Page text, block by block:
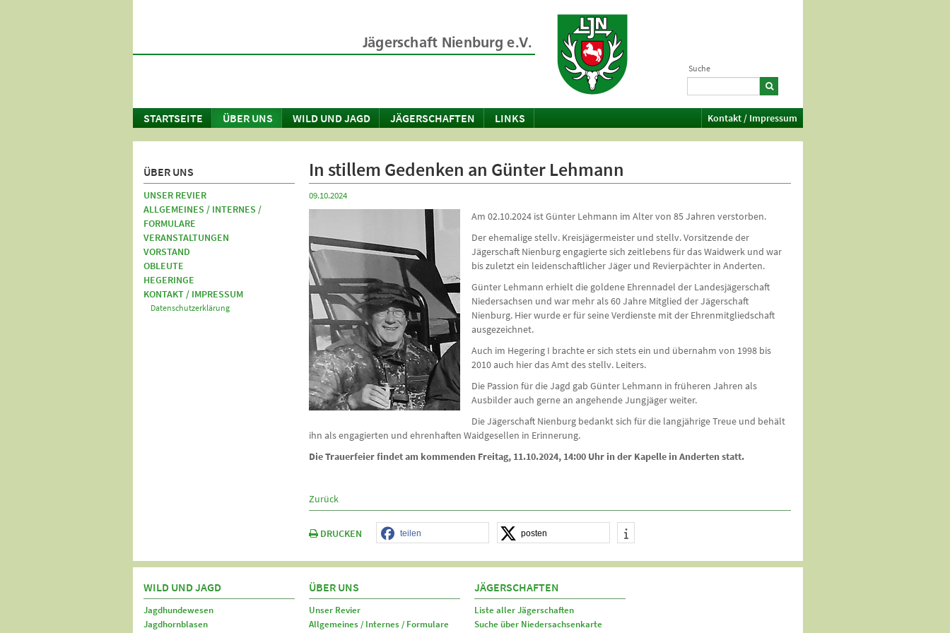
Suche
STARTSEITE ÜBER UNS WILD UND JAGD JÄGERSCHAFTEN LINKS Kontakt / Impressum
ÜBER UNS
UNSER REVIER
ALLGEMEINES / INTERNES /
FORMULARE
VERANSTALTUNGEN
VORSTAND
OBLEUTE
HEGERINGE
KONTAKT / IMPRESSUM
Datenschutzerklärung
In stillem Gedenken an Günter Lehmann
09.10.2024
Am 02.10.2024 ist Günter Lehmann im Alter von 85 Jahren verstorben.
Der ehemalige stellv. Kreisjägermeister und stellv. Vorsitzende der
Jägerschaft Nienburg engagierte sich zeitlebens für das Waidwerk und war
bis zuletzt ein leidenschaftlicher Jäger und Revierpächter in Anderten.
Günter Lehmann erhielt die goldene Ehrennadel der Landesjägerschaft
Niedersachsen und war mehr als 60 Jahre Mitglied der Jägerschaft
Nienburg. Hier wurde er für seine Verdienste mit der Ehrenmitgliedschaft
ausgezeichnet.
Auch im Hegering I brachte er sich stets ein und übernahm von 1998 bis
2010 auch hier das Amt des stellv. Leiters.
Die Passion für die Jagd gab Günter Lehmann in früheren Jahren als
Ausbilder auch gerne an angehende Jungjäger weiter.
Die Jägerschaft Nienburg bedankt sich für die langjährige Treue und behält
ihn als engagierten und ehrenhaften Waidgesellen in Erinnerung.
Die Trauerfeier findet am kommenden Freitag, 11.10.2024, 14:00 Uhr in der Kapelle in Anderten statt.
Zurück
DRUCKEN teilen posten
WILD UND JAGD
Jagdhundewesen
Jagdhornblasen
ÜBER UNS
Unser Revier
Allgemeines / Internes / Formulare
JÄGERSCHAFTEN
Liste aller Jägerschaften
Suche über Niedersachsenkarte